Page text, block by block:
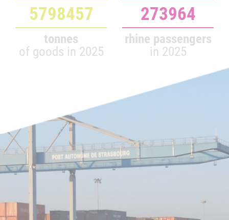
5798457
tonnes
of goods in 2025
273964
rhine passengers
in 2025